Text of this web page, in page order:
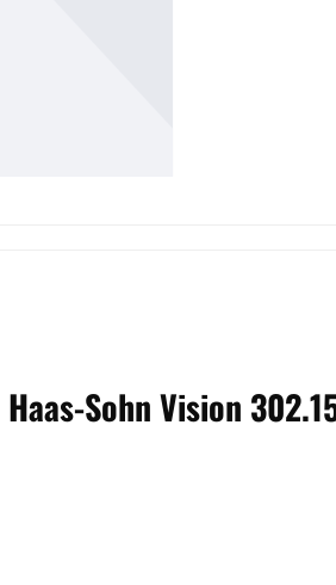
Haas-SohnVision